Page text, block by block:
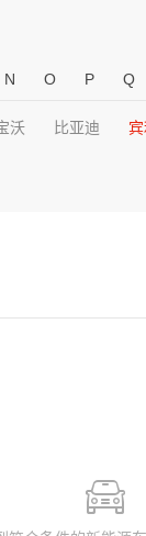
N O P Q
沃 比亚迪 宾